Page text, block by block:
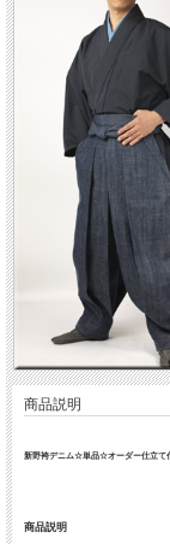
商品説明
新野袴デニム☆単品☆オーダー仕立て
商品説明